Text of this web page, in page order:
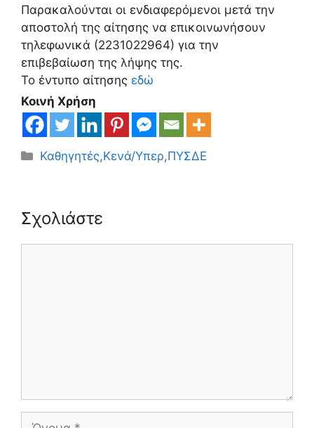
Παρακαλούνται οι ενδιαφερόμενοι μετά την
αποστολή της αίτησης να επικοινωνήσουν
τηλεφωνικά (2231022964) για την
επιβεβαίωση της λήψης της.
Το έντυπο αίτησης εδώ
Κοινή Χρήση
Κατηγορίες
Καθηγητές,Κενά/Υπερ,ΠΥΣΔΕ
Σχολιάστε
Όνομα